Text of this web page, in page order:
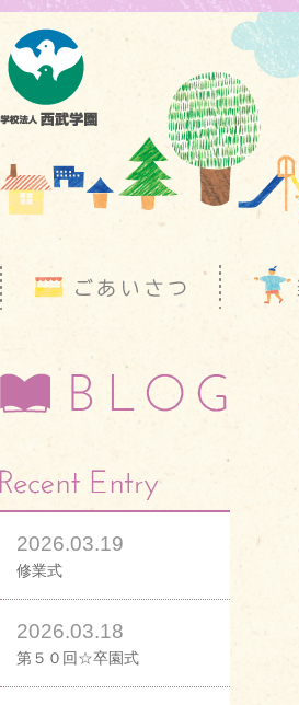
2026.03.19
修業式
2026.03.18
第５０回☆卒園式